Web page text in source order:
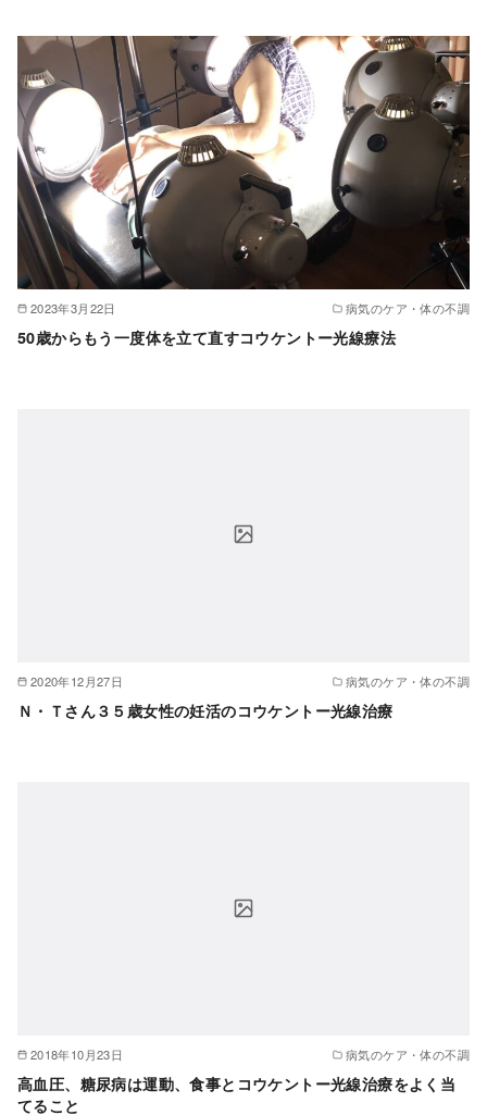
2023年3月22日 病気のケア・体の不調
50歳からもう一度体を立て直すコウケントー光線療法
2020年12月27日 病気のケア・体の不調
Ｎ・Ｔさん３５歳女性の妊活のコウケントー光線治療
2018年10月23日 病気のケア・体の不調
高血圧、糖尿病は運動、食事とコウケントー光線治療をよく当
てること